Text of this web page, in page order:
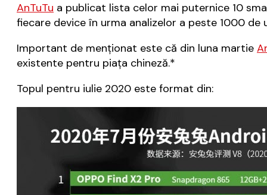
AnTuTu a publicat lista celor mai puternice 10
fiecare device în urma analizelor a peste 1000 de
Important de menţionat este că din luna martie
existente pentru piaţa chineză.*
Topul pentru iulie 2020 este format din: